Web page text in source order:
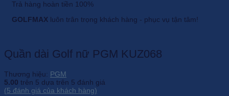
Trả hàng hoàn tiền 100%
GOLFMAX luôn trân trọng khách hàng - phục vụ tận tâm!
Quần dài Golf nữ PGM KUZ068
Thương hiệu: PGM
5.00 trên 5 dựa trên 5 đánh giá
(5 đánh giá của khách hàng)